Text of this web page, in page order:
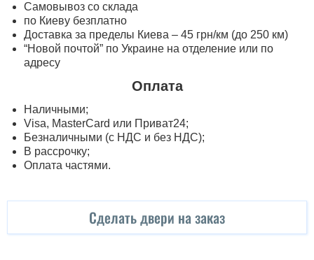
Самовывоз со склада
по Киеву безплатно
Доставка за пределы Киева – 45 грн/км (до 250 км)
“Новой почтой” по Украине на отделение или по
адресу
Оплата
Наличными;
Visa, MasterСard или Приват24;
Безналичными (с НДС и без НДС);
В рассрочку;
Оплата частями.
Сделать двери на заказ